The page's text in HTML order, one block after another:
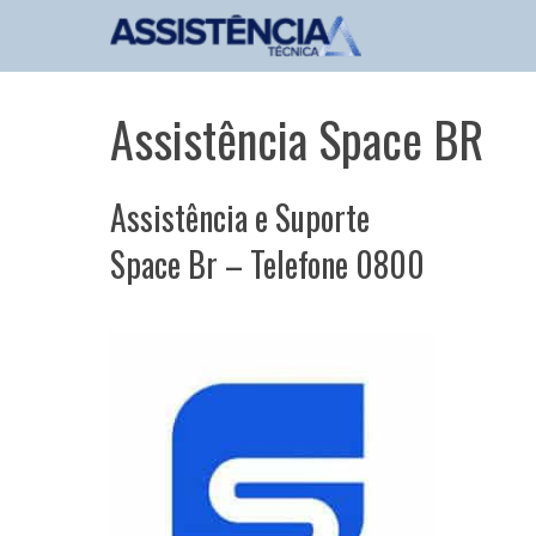
Assistência Space BR
Assistência e Suporte
Space Br – Telefone 0800